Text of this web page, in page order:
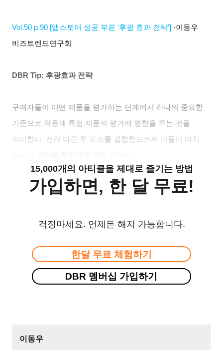
Vol.50 p.90 [앱스토어 성공 부른 ‘후광 효과 전략’] ·이동우
비즈트렌드연구회
DBR Tip: 후광효과 전략
구매자들이 어떤 제품을 평가하는 단계에서 하나의 중요한
기준으로 작용해 특정 제품의 평가에 영향을 주는 것을
의미한다. 전혀 다른 두 요소를 결합함으로써 이들이 마치
15,000개의 아티클을 제대로 즐기는 방법
가입하면, 한 달 무료!
걱정마세요. 언제든 해지 가능합니다.
한달 무료 체험하기
DBR 멤버십 가입하기
이동우